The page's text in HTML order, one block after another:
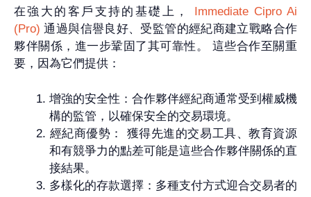
在強大的客戶支持的基礎上， Immediate Cipro Ai
(Pro) 通過與信譽良好、受監管的經紀商建立戰略合作
夥伴關係，進一步鞏固了其可靠性。 這些合作至關重
要，因為它們提供：
增強的安全性：合作夥伴經紀商通常受到權威機
構的監管，以確保安全的交易環境。
經紀商優勢： 獲得先進的交易工具、教育資源
和有競爭力的點差可能是這些合作夥伴關係的直
接結果。
多樣化的存款選擇：多種支付方式迎合交易者的